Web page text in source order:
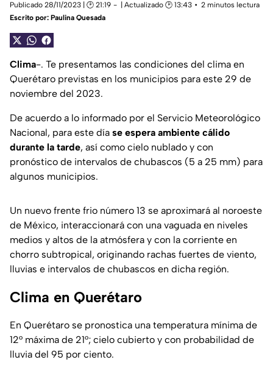
Publicado 28/11/2023 | 🕑 21:19 | Actualizado 🕑 13:43
2 minutos lectura
Escrito por: Paulina Quesada
Clima-. Te presentamos las condiciones del clima en
Querétaro previstas en los municipios para este 29 de
noviembre del 2023.
De acuerdo a lo informado por el Servicio Meteorológico
Nacional, para este día se espera ambiente cálido
durante la tarde, así como cielo nublado y con
pronóstico de intervalos de chubascos (5 a 25 mm) para
algunos municipios.
Un nuevo frente frio número 13 se aproximará al noroeste
de México, interaccionará con una vaguada en niveles
medios y altos de la atmósfera y con la corriente en
chorro subtropical, originando rachas fuertes de viento,
lluvias e intervalos de chubascos en dicha región.
Clima en Querétaro
En Querétaro se pronostica una temperatura mínima de
12° máxima de 21°; cielo cubierto y con probabilidad de
lluvia del 95 por ciento.